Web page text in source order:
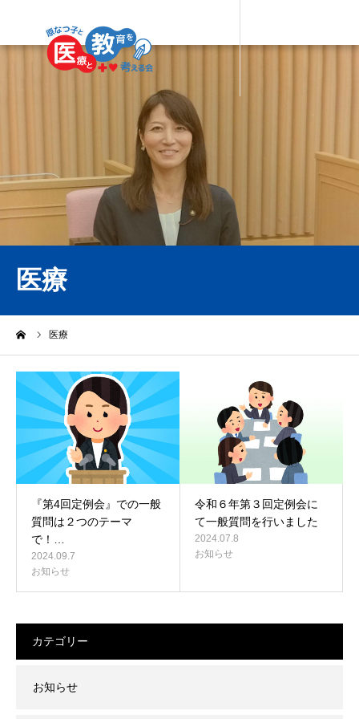
医療
医療
『第4回定例会』での一般
質問は２つのテーマ
で！…
2024.09.7
お知らせ
令和６年第３回定例会に
て一般質問を行いました
2024.07.8
お知らせ
カテゴリー
お知らせ